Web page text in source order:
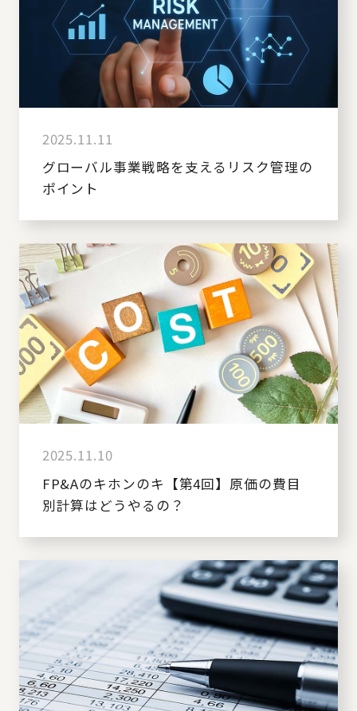
2025.11.11
グローバル事業戦略を支えるリスク管理の
ポイント
2025.11.10
FP&Aのキホンのキ【第4回】原価の費目
別計算はどうやるの？